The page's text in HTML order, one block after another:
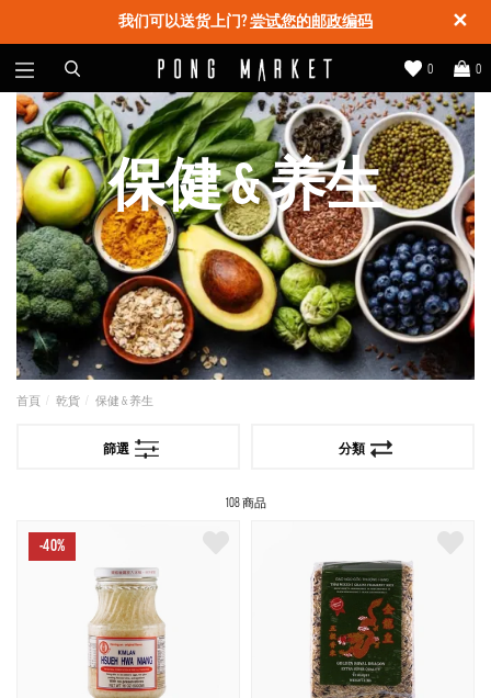
✕
我们可以送货上门?尝试您的邮政编码
0
0
保健 & 养生
首頁 乾貨 保健 & 养生
篩選 分類
108 商品
-40%